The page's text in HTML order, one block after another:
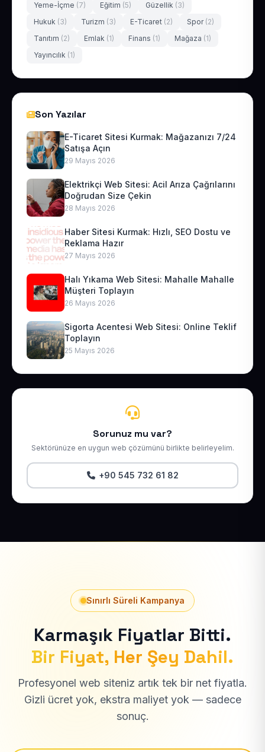
Yeme-İçme (7) Eğitim (5) Güzellik (3)
Hukuk (3) Turizm (3) E-Ticaret (2) Spor (2)
Tanıtım (2) Emlak (1) Finans (1) Mağaza (1)
Yayıncılık (1)
Son Yazılar
E-Ticaret Sitesi Kurmak: Mağazanızı 7/24
Satışa Açın
29 Mayıs 2026
Elektrikçi Web Sitesi: Acil Arıza Çağrılarını
Doğrudan Size Çekin
28 Mayıs 2026
Haber Sitesi Kurmak: Hızlı, SEO Dostu ve
Reklama Hazır
27 Mayıs 2026
Halı Yıkama Web Sitesi: Mahalle Mahalle
Müşteri Toplayın
26 Mayıs 2026
Sigorta Acentesi Web Sitesi: Online Teklif
Toplayın
25 Mayıs 2026
Sorunuz mu var?
Sektörünüze en uygun web çözümünü birlikte belirleyelim.
+90 545 732 61 82
Sınırlı Süreli Kampanya
Karmaşık Fiyatlar Bitti.
Bir Fiyat, Her Şey Dahil.
Profesyonel web siteniz artık tek bir net fiyatla.
Gizli ücret yok, ekstra maliyet yok — sadece
sonuç.